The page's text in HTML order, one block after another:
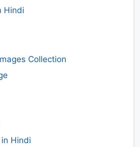
Hindi
Collection
Hindi